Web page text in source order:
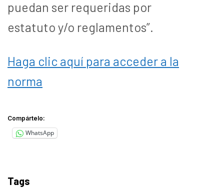
puedan ser requeridas por
estatuto y/o reglamentos”.
Haga clic aquí para acceder a la
norma
Compártelo:
WhatsApp
Tags